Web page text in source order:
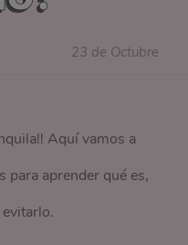
23 de Octubre
Aquí vamos a
para aprender qué es,